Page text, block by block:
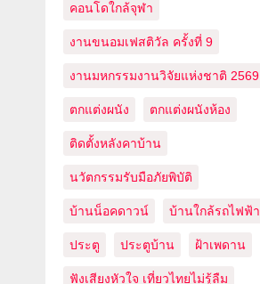
คอนโดใกล้จุฬา
งานขนอมเฟสติวัล ครั้งที่ 9
งานมหกรรมงานวิจัยแห่งชาติ 2569
ตกแต่งผนัง ตกแต่งผนังห้อง
ติดตั้งหลังคาบ้าน
นวัตกรรมรับมือภัยพิบัติ
บ้านน็อคดาวน์ บ้านใกล้รถไฟฟ้า
ประตู ประตูบ้าน ฝ้าเพดาน
ฟังเสียงหัวใจ เที่ยวไทยไม่รู้ลืม